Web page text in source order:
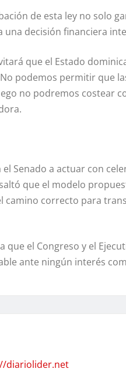
de esta ley no solo
decisión financiera
que el Estado
podemos permitir que
no podremos costear
Senado a actuar con
que el modelo
camino correcto para
el Congreso y el
ante ningún interés
diariolider.net